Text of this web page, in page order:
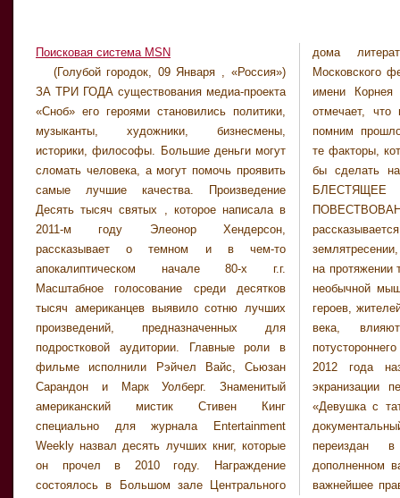
Поисковая система MSN
(Голубой городок, 09 Января , «Россия»)
ЗА ТРИ ГОДА существования медиа-проекта
«Сноб» его героями становились политики,
музыканты, художники, бизнесмены,
историки, философы. Большие деньги могут
сломать человека, а могут помочь проявить
самые лучшие качества. Произведение
Десять тысяч святых , которое написала в
2011-м году Элеонор Хендерсон,
рассказывает о темном и в чем-то
апокалиптическом начале 80-х г.г.
Масштабное голосование среди десятков
тысяч американцев выявило сотню лучших
произведений, предназначенных для
подростковой аудитории. Главные роли в
фильме исполнили Рэйчел Вайс, Сьюзан
Сарандон и Марк Уолберг. Знаменитый
американский мистик Стивен Кинг
специально для журнала Entertainment
Weekly назвал десять лучших книг, которые
он прочел в 2010 году. Награждение
состоялось в Большом зале Центрального
дома
Московского фестиваля детской литературы
имени Корнея Чуковского. Канеман особо
отмечает, что мы зачастую не в точности
помним прошлое и неправильно оцениваем
те факторы, которые, как мы считаем, могли
бы сделать нас счастливыми в будущем.
БЛЕСТЯЩЕЕ КОМИЧЕСКОЕ
ПОВЕСТВОВАНИЕ, в котором
рассказывается о дружбе, любви, войне,
землятресении, трех культурах, трех семьях
на протяжении трех поколений и одной очень
необычной мыши. На удивительные судьбы
героев, жителей Японии второй половины XX
века, влияют пророчества, посланцы
потустороннего мира и кошки. На декабрь
2012 года назначен релиз голливудской
экранизации первой книги Стига Ларссона
«Девушка с татуировкой дракона». Сегодня
документальный роман «Правый руль»
переиздан в новом и существенно
дополненном варианте. Например, первое и
важнейшее правило — не только обладание
удовольствие, но и сам процесс
зарабатывания денег, ведь заниматься в
жизни надо тем, что нравится. Наградой
поощряют авторов лучших произведений в
прозе о Московской области. Достоинство» и
«Мы дети твои, Россия». Из 700
произведений-претендентов лишь 30 смогли
выйти в полуфинал. Конкурс
поддерживается областной и городской
администрациями и проводится в тесном
сотрудничестве с издательством «Свиньин и